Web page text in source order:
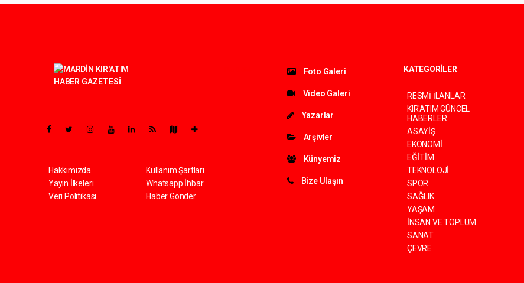
Hakkımızda
Yayın İlkeleri
Veri Politikası
Kullanım Şartları
Whatsapp İhbar
Haber Gönder
Foto Galeri
Video Galeri
Yazarlar
Arşivler
Künyemiz
Bize Ulaşın
KATEGORİLER
RESMİ İLANLAR
KIR'ATIM GÜNCEL
HABERLER
ASAYİŞ
EKONOMİ
EĞİTİM
TEKNOLOJİ
SPOR
SAĞLIK
YAŞAM
İNSAN VE TOPLUM
SANAT
ÇEVRE